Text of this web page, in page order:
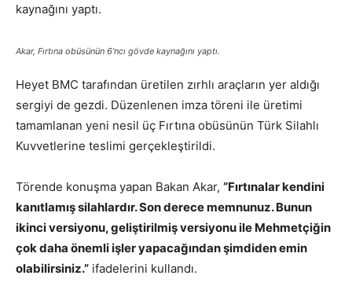
kaynağını yaptı.
Akar, Fırtına obüsünün 6’ncı gövde kaynağını yaptı.
Heyet BMC tarafından üretilen zırhlı araçların yer aldığı
sergiyi de gezdi. Düzenlenen imza töreni ile üretimi
tamamlanan yeni nesil üç Fırtına obüsünün Türk Silahlı
Kuvvetlerine teslimi gerçekleştirildi.
Törende konuşma yapan Bakan Akar, “Fırtınalar kendini
kanıtlamış silahlardır. Son derece memnunuz. Bunun
ikinci versiyonu, geliştirilmiş versiyonu ile Mehmetçiğin
çok daha önemli işler yapacağından şimdiden emin
olabilirsiniz.” ifadelerini kullandı.